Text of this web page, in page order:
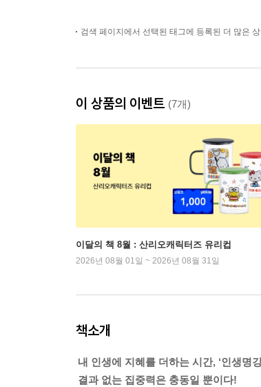
검색 페이지에서 선택된 태그에 등록된 더 많은
이 상품의 이벤트 (7개)
이달의 책 8월 : 산리오캐릭터즈 유리컵
2026년 08월 01일 ~ 2026년 08월 31일
책소개
내 인생에 지혜를 더하는 시간, ‘인생명
결과 없는 집중력은 충동일 뿐이다!